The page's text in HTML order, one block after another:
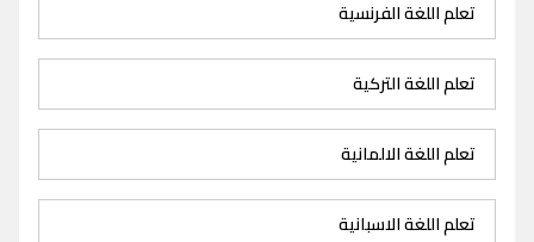
تعلم اللغة الفرنسية
تعلم اللغة التركية
تعلم اللغة الالمانية
تعلم اللغة الاسبانية